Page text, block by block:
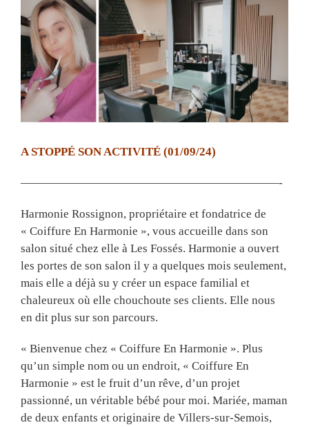
Larger
Image
A STOPPÉ SON ACTIVITÉ (01/09/24)
——————————————————————-
Harmonie Rossignon, propriétaire et fondatrice de
« Coiffure En Harmonie », vous accueille dans son
salon situé chez elle à Les Fossés. Harmonie a ouvert
les portes de son salon il y a quelques mois seulement,
mais elle a déjà su y créer un espace familial et
chaleureux où elle chouchoute ses clients. Elle nous
en dit plus sur son parcours.
« Bienvenue chez « Coiffure En Harmonie ». Plus
qu’un simple nom ou un endroit, « Coiffure En
Harmonie » est le fruit d’un rêve, d’un projet
passionné, un véritable bébé pour moi. Mariée, maman
de deux enfants et originaire de Villers-sur-Semois,